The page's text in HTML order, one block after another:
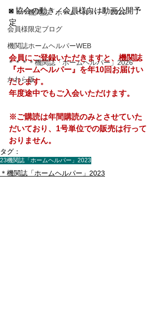
＊＊＊機関誌「ホームヘルパー」2025
会員様限定ブログ
機関誌ホームヘルパーWEB
＊＊＊＊機関誌「ホームヘルパー」2026
かわら版
◙ 協会の動き／会員様向け動画公開予
定
会員にご登録いただきますと、機関誌
『ホームヘルパー』を年10回お届けい
たします。
​年度途中でもご入会いただけます。
※ご購読は年間購読のみとさせていた
だいており、1号単位での販売は行って
おりません。
タグ：
23機関誌「ホームヘルパー」2023
＊機関誌「ホームヘルパー」2023